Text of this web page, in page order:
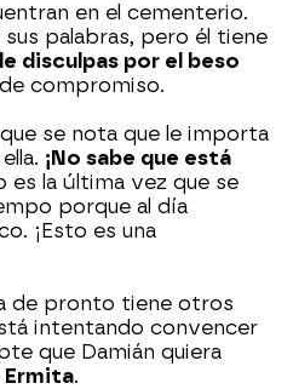
en el cementerio.
sus palabras, pero él tiene
disculpas por el beso
compromiso.
que se nota que le importa
¡No sabe que está
es la última vez que se
porque al día
¡Esto es una
de pronto tiene otros
intentando convencer
que Damián quiera
Ermita.